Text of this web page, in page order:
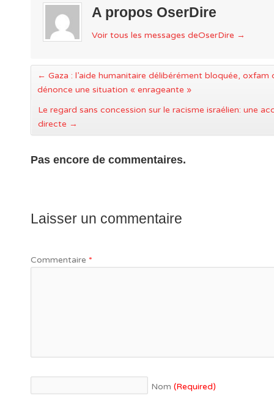
A propos OserDire
Voir tous les messages deOserDire →
← Gaza : l’aide humanitaire délibérément bloquée, oxfam
dénonce une situation « enrageante »
Le regard sans concession sur le racisme israélien: une
directe →
Pas encore de commentaires.
Laisser un commentaire
Commentaire *
Nom (Required)